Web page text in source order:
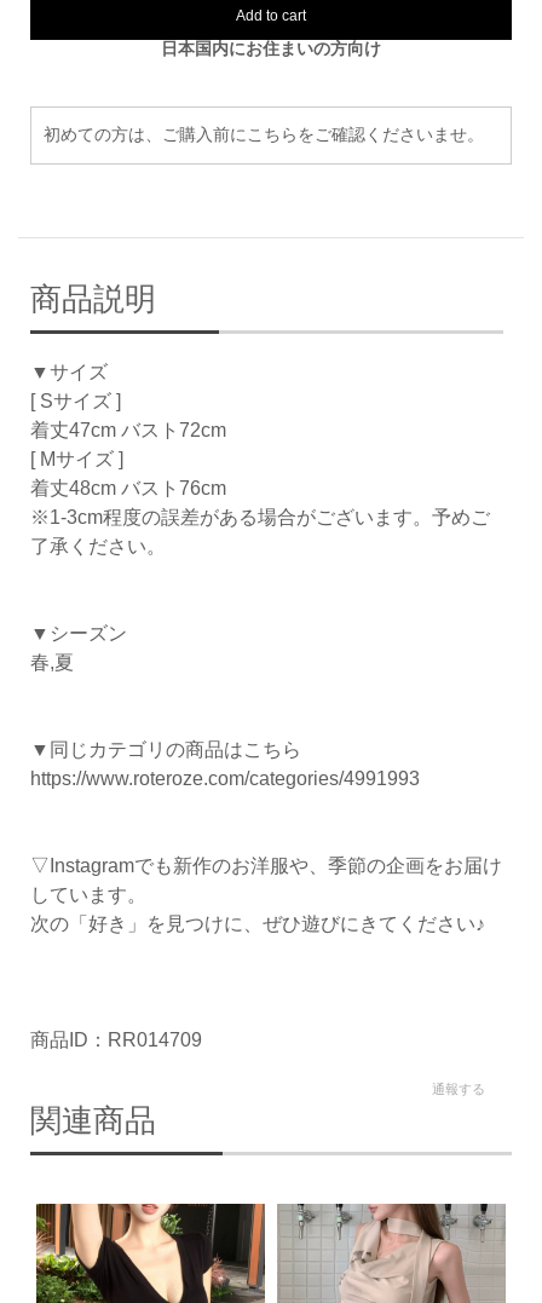
Add to cart
日本国内にお住まいの方向け
初めての方は、ご購入前にこちらをご確認くださいませ。
商品説明
▼サイズ
[ Sサイズ ]
着丈47cm バスト72cm
[ Mサイズ ]
着丈48cm バスト76cm
※1-3cm程度の誤差がある場合がございます。予めご
了承ください。
▼シーズン
春,夏
▼同じカテゴリの商品はこちら
https://www.roteroze.com/categories/4991993
▽Instagramでも新作のお洋服や、季節の企画をお届け
しています。
次の「好き」を見つけに、ぜひ遊びにきてください♪
商品ID：RR014709
通報する
関連商品